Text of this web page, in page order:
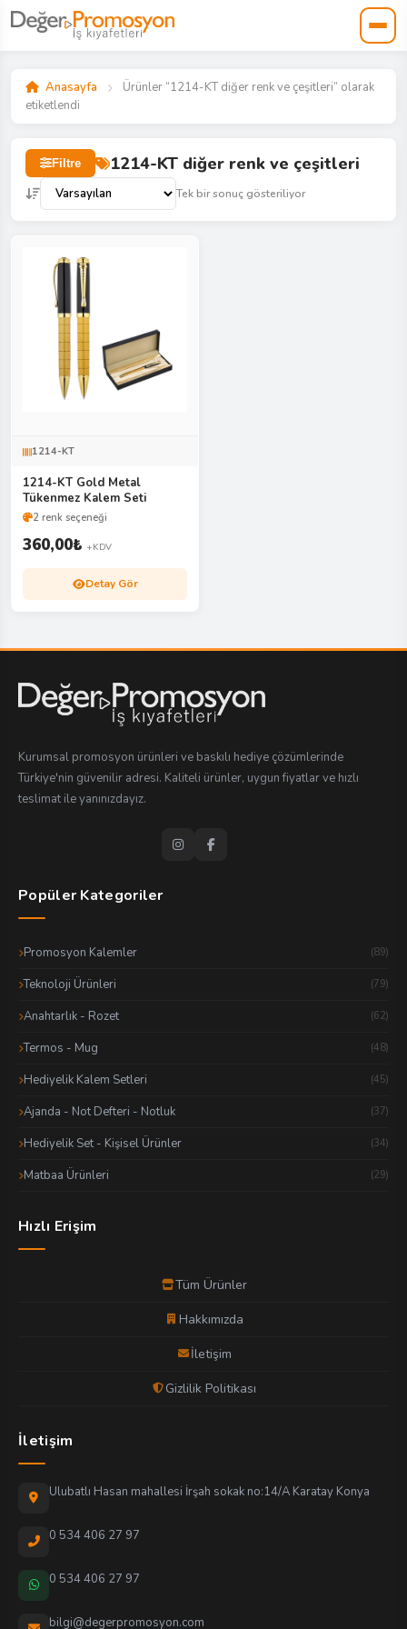
Anasayfa
Ürünler “1214-KT diğer renk ve çeşitleri” olarak
etiketlendi
Filtre 1214-KT diğer renk ve çeşitleri
Tek bir sonuç gösteriliyor
1214-KT
1214-KT Gold Metal
Tükenmez Kalem Seti
2 renk seçeneği
360,00₺ +KDV
Detay Gör
Kurumsal promosyon ürünleri ve baskılı hediye çözümlerinde
Türkiye'nin güvenilir adresi. Kaliteli ürünler, uygun fiyatlar ve hızlı
teslimat ile yanınızdayız.
Popüler Kategoriler
Promosyon Kalemler (89)
Teknoloji Ürünleri (79)
Anahtarlık - Rozet (62)
Termos - Mug (48)
Hediyelik Kalem Setleri (45)
Ajanda - Not Defteri - Notluk (37)
Hediyelik Set - Kişisel Ürünler (34)
Matbaa Ürünleri (29)
Hızlı Erişim
Tüm Ürünler
Hakkımızda
İletişim
Gizlilik Politikası
İletişim
Ulubatlı Hasan mahallesi İrşah sokak no:14/A Karatay Konya
0 534 406 27 97
0 534 406 27 97
bilgi@degerpromosyon.com